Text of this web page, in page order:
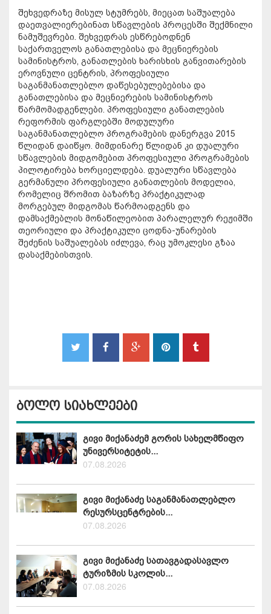
შეხვედრაზე მისულ სტუმრებს, მიეცათ საშუალება
დაეთვალიერებინათ სწავლების პროცესში შექმნილი
ნამუშევრები. შეხვედრას ესწრებოდნენ
საქართველოს განათლებისა და მეცნიერების
სამინისტროს, განათლების ხარისხის განვითარების
ეროვნული ცენტრის, პროფესიული
საგანმანათლებლო დაწესებულებებისა და
განათლებისა და მეცნიერების სამინისტროს
წარმომადგენლები. პროფესიული განათლების
რეფორმის ფარგლებში მოდულური
საგანმანათლებლო პროგრამების დანერგვა 2015
წლიდან დაიწყო. მიმდინარე წლიდან კი დუალური
სწავლების მიდგომებით პროფესიული პროგრამების
პილოტირება ხორციელდება. დუალური სწავლება
გერმანული პროფესიული განათლების მოდელია,
რომელიც შრომით ბაზარზე პრაქტიკულად
მორგებულ მიდგომას წარმოადგენს და
დამსაქმებლის მონაწილეობით პარალელურ რეჟიმში
თეორიული და პრაქტიკული ცოდნა-უნარების
შეძენის საშუალებას იძლევა, რაც უმოკლესი გზაა
დასაქმებისთვის.
ბოლო სიახლეები
გივი მიქანაძემ გორის სახელმწიფო
უნივერსიტეტის...
07.08.2026
გივი მიქანაძე საგანმანათლებლო
რესურსცენტრების...
07.08.2026
გივი მიქანაძე სათავგადასავლო
ტურიზმის სკოლის...
07.08.2026